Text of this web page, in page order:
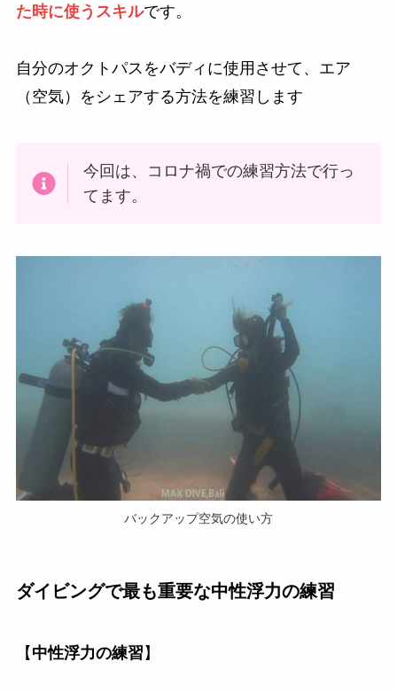
た時に使うスキルです。
自分のオクトパスをバディに使用させて、エア
（空気）をシェアする方法を練習します
今回は、コロナ禍での練習方法で行っ
てます。
バックアップ空気の使い方
ダイビングで最も重要な中性浮力の練習
【 中性浮力の練習 】